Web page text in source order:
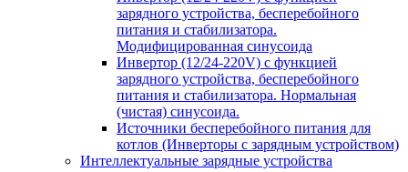
зарядного устройства, бесперебойного
питания и стабилизатора.
Модифицированная синусоида
Инвертор (12/24-220V) с функцией
зарядного устройства, бесперебойного
питания и стабилизатора. Нормальная
(чистая) синусоида.
Источники бесперебойного питания для
котлов (Инверторы с зарядным устройством)
Интеллектуальные зарядные устройства